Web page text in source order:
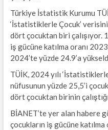
Türkiye İstatistik Kurumu
‘İstatistiklerle Çocuk’
dört çocuktan biri çalışıyor.
iş gücüne katılma oranı
2024’te yüzde 24.9’a
TÜİK, 2024 yılı
nüfusunun yüzde 25,5’i
dört çocuktan birinin
BİANET’te yer alan habere
çocukların iş gücüne katılma